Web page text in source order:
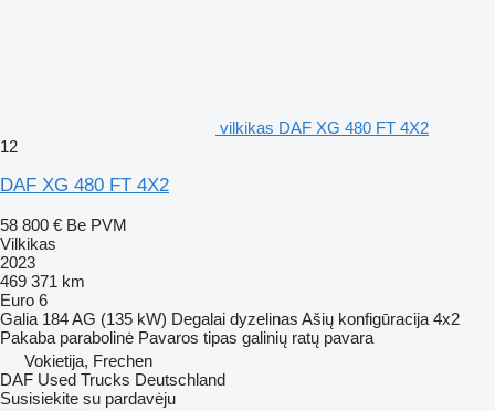
vilkikas DAF XG 480 FT 4X2
12
DAF XG 480 FT 4X2
58 800 € Be PVM
Vilkikas
2023
469 371 km
Euro 6
Galia 184 AG (135 kW) Degalai dyzelinas Ašių konfigūracija 4x2
Pakaba parabolinė Pavaros tipas galinių ratų pavara
Vokietija, Frechen
DAF Used Trucks Deutschland
Susisiekite su pardavėju